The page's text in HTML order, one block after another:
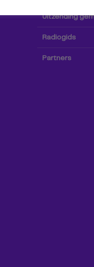
Uitzending
Radiogids
Partners